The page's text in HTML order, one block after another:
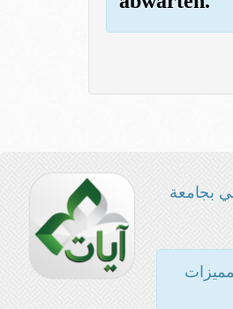
بجامعة